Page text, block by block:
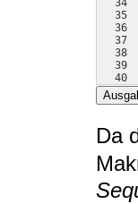
34
35
36
37
38
39
40
41
Da